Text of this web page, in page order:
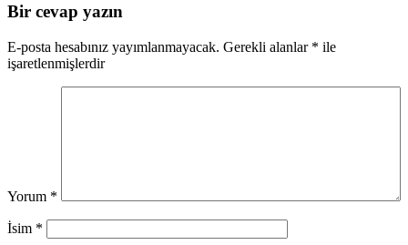
Bir cevap yazın
E-posta hesabınız yayımlanmayacak. Gerekli alanlar * ile
işaretlenmişlerdir
Yorum *
İsim *